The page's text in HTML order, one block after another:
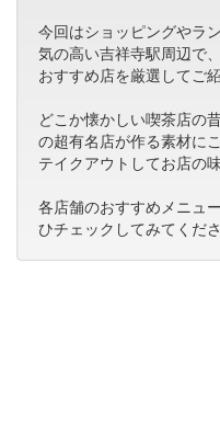
今回はショッピングやラ
気の高い吉祥寺駅周辺で
おすすめ店を厳選してご
どこか懐かしい喫茶店の
の超有名店が作る素材に
テイクアウトしてお店の
各店舗のおすすめメニュ
ひチェックしてみてくださ